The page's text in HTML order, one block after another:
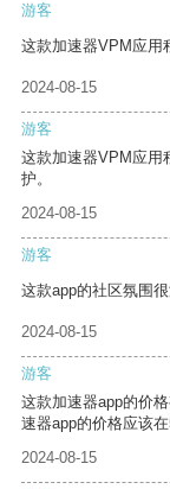
游客
这款加速器VPM应用
2024-08-15
游客
这款加速器VPM应用
护。
2024-08-15
游客
这款app的社区氛围
2024-08-15
游客
这款加速器app的价
速器app的价格应该
2024-08-15